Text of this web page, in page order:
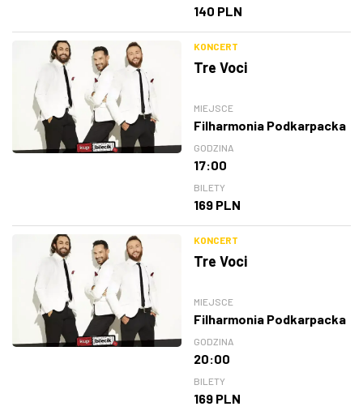
140 PLN
KONCERT
Tre Voci
MIEJSCE
Filharmonia Podkarpacka
GODZINA
17:00
BILETY
169 PLN
KONCERT
Tre Voci
MIEJSCE
Filharmonia Podkarpacka
GODZINA
20:00
BILETY
169 PLN